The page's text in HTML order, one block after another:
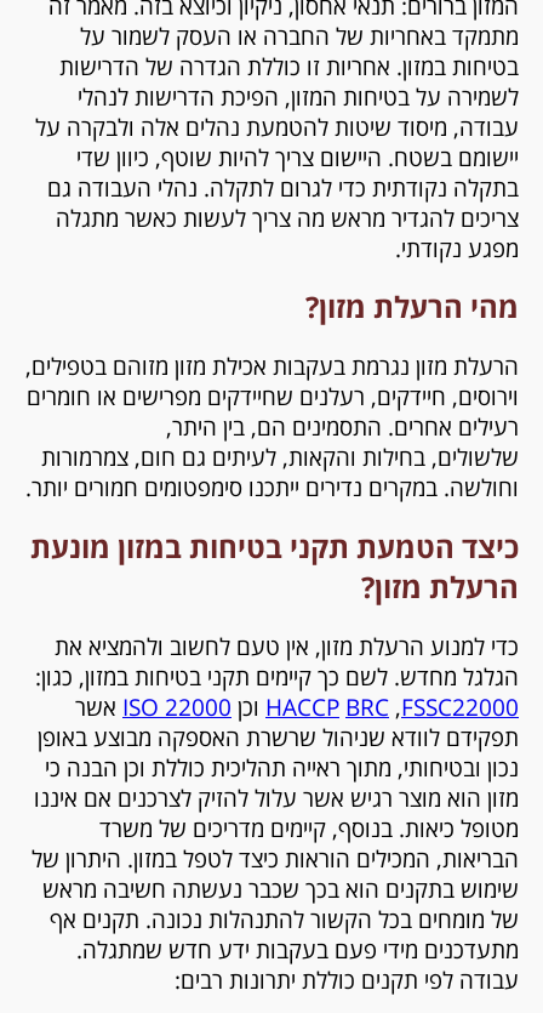
מתמקד באחריות של החברה או העסק לשמור על
בטיחות במזון. אחריות זו כוללת הגדרה של הדרישות
לשמירה על בטיחות המזון, הפיכת הדרישות לנהלי
עבודה, מיסוד שיטות להטמעת נהלים אלה ולבקרה על
יישומם בשטח. היישום צריך להיות שוטף, כיוון שדי
בתקלה נקודתית כדי לגרום לתקלה. נהלי העבודה גם
צריכים להגדיר מראש מה צריך לעשות כאשר מתגלה
מפגע נקודתי.
מהי הרעלת מזון?
הרעלת מזון נגרמת בעקבות אכילת מזון מזוהם בטפילים,
וירוסים, חיידקים, רעלנים שחיידקים מפרישים או חומרים
רעילים אחרים. התסמינים הם, בין היתר,
שלשולים, בחילות והקאות, לעיתים גם חום, צמרמורות
וחולשה. במקרים נדירים ייתכנו סימפטומים חמורים יותר.
כיצד הטמעת תקני בטיחות במזון מונעת
הרעלת מזון?
כדי למנוע הרעלת מזון, אין טעם לחשוב ולהמציא את
הגלגל מחדש. לשם כך קיימים תקני בטיחות במזון, כגון:
HACCP BRC ,FSSC22000 וכן ISO 22000 אשר
תפקידם לוודא שניהול שרשרת האספקה מבוצע באופן
נכון ובטיחותי, מתוך ראייה תהליכית כוללת וכן הבנה כי
מזון הוא מוצר רגיש אשר עלול להזיק לצרכנים אם איננו
מטופל כיאות. בנוסף, קיימים מדריכים של משרד
הבריאות, המכילים הוראות כיצד לטפל במזון. היתרון של
שימוש בתקנים הוא בכך שכבר נעשתה חשיבה מראש
של מומחים בכל הקשור להתנהלות נכונה. תקנים אף
מתעדכנים מידי פעם בעקבות ידע חדש שמתגלה.
עבודה לפי תקנים כוללת יתרונות רבים: